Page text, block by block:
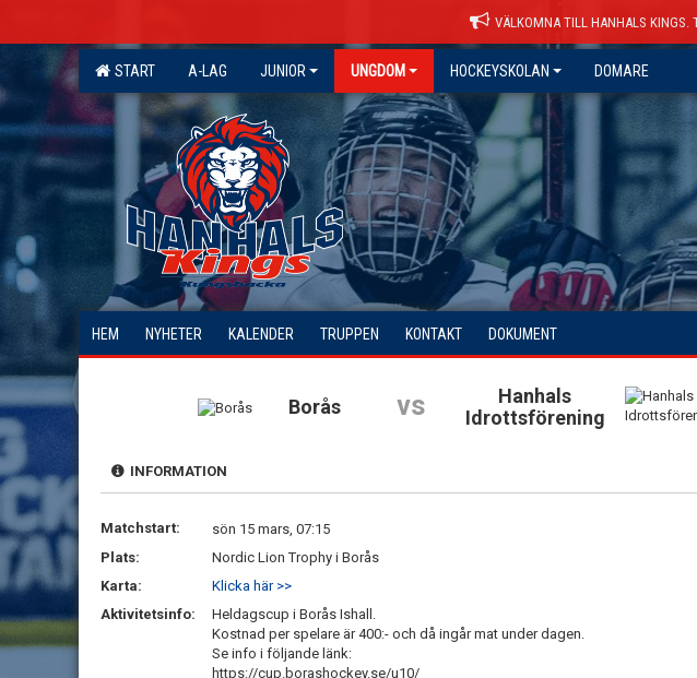
VÄLKOMNA TILL HANHALS KINGS.
START A-LAG JUNIOR UNGDOM HOCKEYSKOLAN DOMARE
HEM NYHETER KALENDER TRUPPEN KONTAKT DOKUMENT
Borås vs
Hanhals
Idrottsförening
INFORMATION
Matchstart:
sön 15 mars, 07:15
Plats:
Nordic Lion Trophy i Borås
Karta:
Klicka här >>
Aktivitetsinfo:
Heldagscup i Borås Ishall.
Kostnad per spelare är 400:- och då ingår mat under dagen.
Se info i följande länk:
https://cup.borashockey.se/u10/